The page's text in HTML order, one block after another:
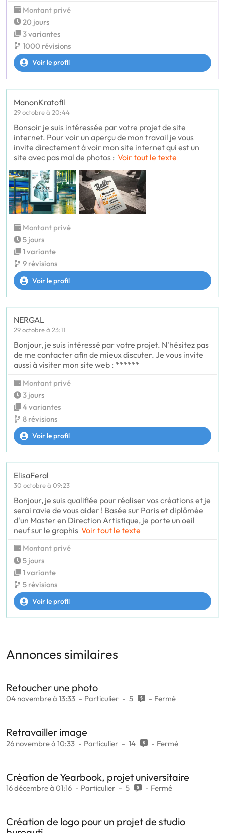
Montant privé
20 jours
3 variantes
1000 révisions
Voir le profil
ManonKratofil
29 octobre à 20:44
Bonsoir je suis intéressée par votre projet de site
internet. Pour voir un aperçu de mon travail je vous
invite directement à voir mon site internet qui est un
site avec pas mal de photos : Voir tout le texte
Montant privé
5 jours
1 variante
9 révisions
Voir le profil
NERGAL
29 octobre à 23:11
Bonjour, je suis intéressé par votre projet. N'hésitez pas
de me contacter afin de mieux discuter. Je vous invite
aussi à visiter mon site web : ******
Montant privé
3 jours
4 variantes
8 révisions
Voir le profil
ElisaFeral
30 octobre à 09:23
Bonjour, je suis qualifiée pour réaliser vos créations et je
serai ravie de vous aider ! Basée sur Paris et diplômée
d'un Master en Direction Artistique, je porte un oeil
neuf sur le graphis Voir tout le texte
Montant privé
5 jours
1 variante
5 révisions
Voir le profil
Annonces similaires
Retoucher une photo
04 novembre à 13:33 Particulier 5 Fermé
Retravailler image
26 novembre à 10:33 Particulier 14 Fermé
Création de Yearbook, projet universitaire
16 décembre à 01:16 Particulier 5 Fermé
Création de logo pour un projet de studio